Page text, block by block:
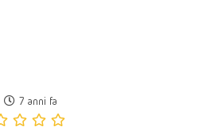
7 anni fa